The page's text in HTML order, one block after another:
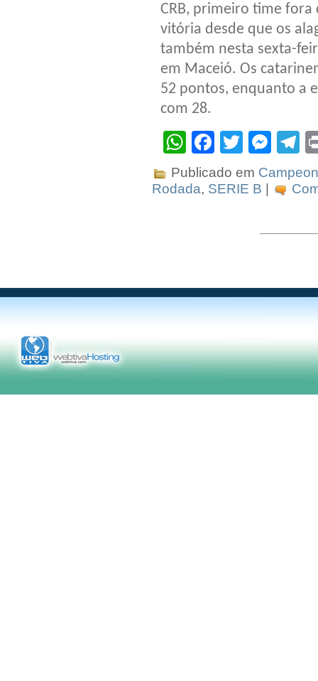
CRB, primeiro time
vitória desde que os
também nesta sexta-
em Maceió. Os
52 pontos, enquanto a
com 28.
WhatsApp
Facebook
Twitter
Publicado em
Rodada, SERIE B |